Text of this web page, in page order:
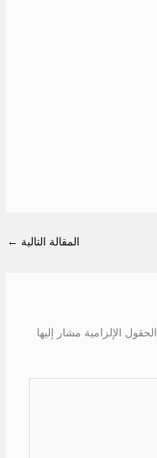
المقالة التالية ←
الحقول الإلزامية مشار إليها